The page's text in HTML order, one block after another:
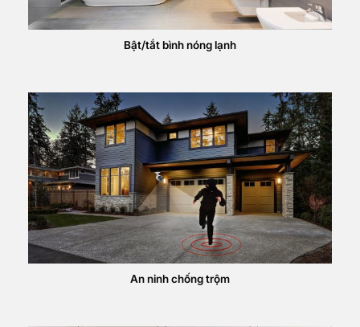
Bật/tắt bình nóng lạnh
An ninh chống trộm